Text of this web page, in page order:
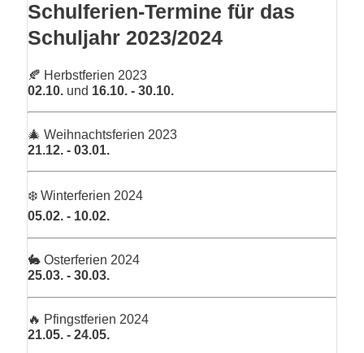
Schulferien-Termine für das
Schuljahr 2023/2024
🍂 Herbstferien 2023
02.10. und 16.10. - 30.10.
🎄 Weihnachtsferien 2023
21.12. - 03.01.
❄️ Winterferien 2024
05.02. - 10.02.
🐇 Osterferien 2024
25.03. - 30.03.
🔥 Pfingstferien 2024
21.05. - 24.05.